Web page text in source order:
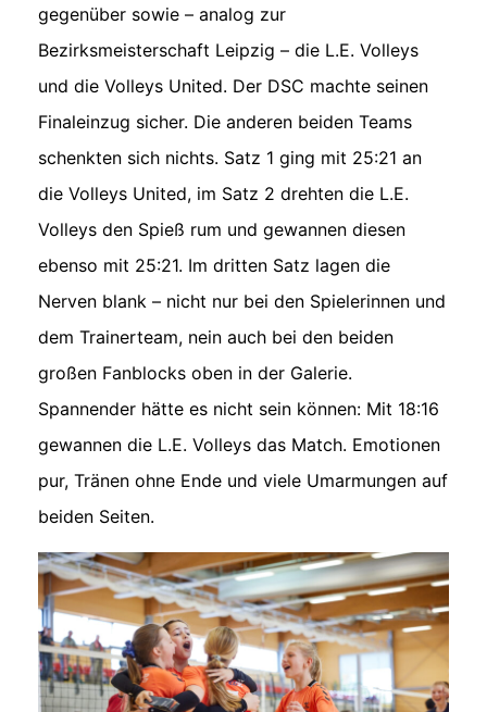
gegenüber sowie – analog zur
Bezirksmeisterschaft Leipzig – die L.E. Volleys
und die Volleys United. Der DSC machte seinen
Finaleinzug sicher. Die anderen beiden Teams
schenkten sich nichts. Satz 1 ging mit 25:21 an
die Volleys United, im Satz 2 drehten die L.E.
Volleys den Spieß rum und gewannen diesen
ebenso mit 25:21. Im dritten Satz lagen die
Nerven blank – nicht nur bei den Spielerinnen und
dem Trainerteam, nein auch bei den beiden
großen Fanblocks oben in der Galerie.
Spannender hätte es nicht sein können: Mit 18:16
gewannen die L.E. Volleys das Match. Emotionen
pur, Tränen ohne Ende und viele Umarmungen auf
beiden Seiten.